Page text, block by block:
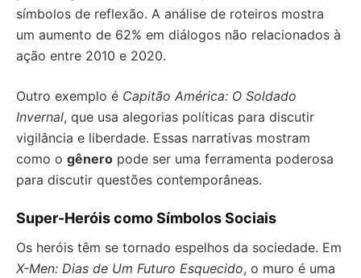
símbolos de reflexão. A análise de roteiros mostra
um aumento de 62% em diálogos não relacionados à
ação entre 2010 e 2020.
Outro exemplo é Capitão América: O Soldado
Invernal, que usa alegorias políticas para discutir
vigilância e liberdade. Essas narrativas mostram
como o gênero pode ser uma ferramenta poderosa
para discutir questões contemporâneas.
Super-Heróis como Símbolos Sociais
Os heróis têm se tornado espelhos da sociedade. Em
X-Men: Dias de Um Futuro Esquecido, o muro é uma